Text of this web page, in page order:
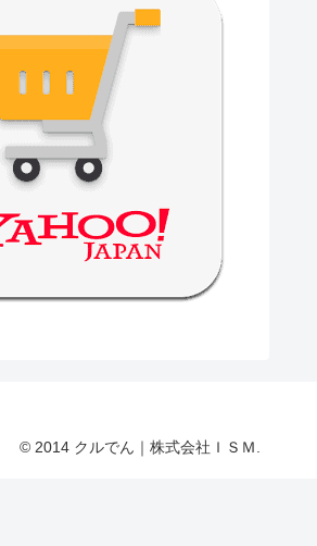
© 2014 クルでん｜株式会社ＩＳＭ.